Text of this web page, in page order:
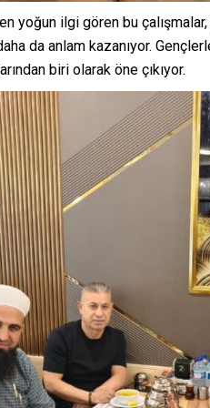
yoğun ilgi gören bu çalışmalar,
da anlam kazanıyor.
biri olarak öne çıkıyor.